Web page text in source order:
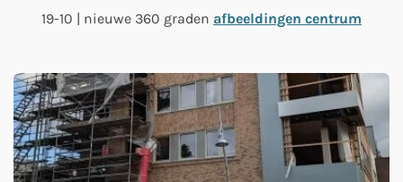
19-10 | nieuwe 360 graden afbeeldingen centrum